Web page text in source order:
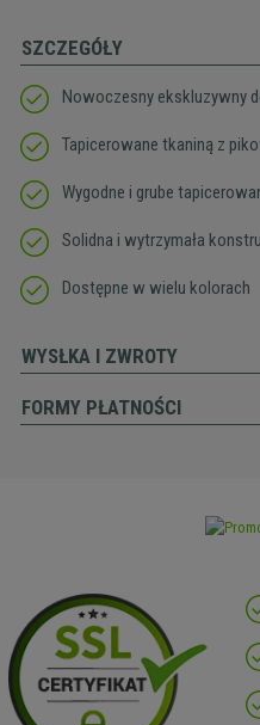
SZCZEGÓŁY
Nowoczesny ekskluzywny
Tapicerowane tkaniną z
Wygodne i grube
Solidna i wytrzymała
Dostępne w wielu kolorach
WYSŁKA I ZWROTY
FORMY PŁATNOŚCI